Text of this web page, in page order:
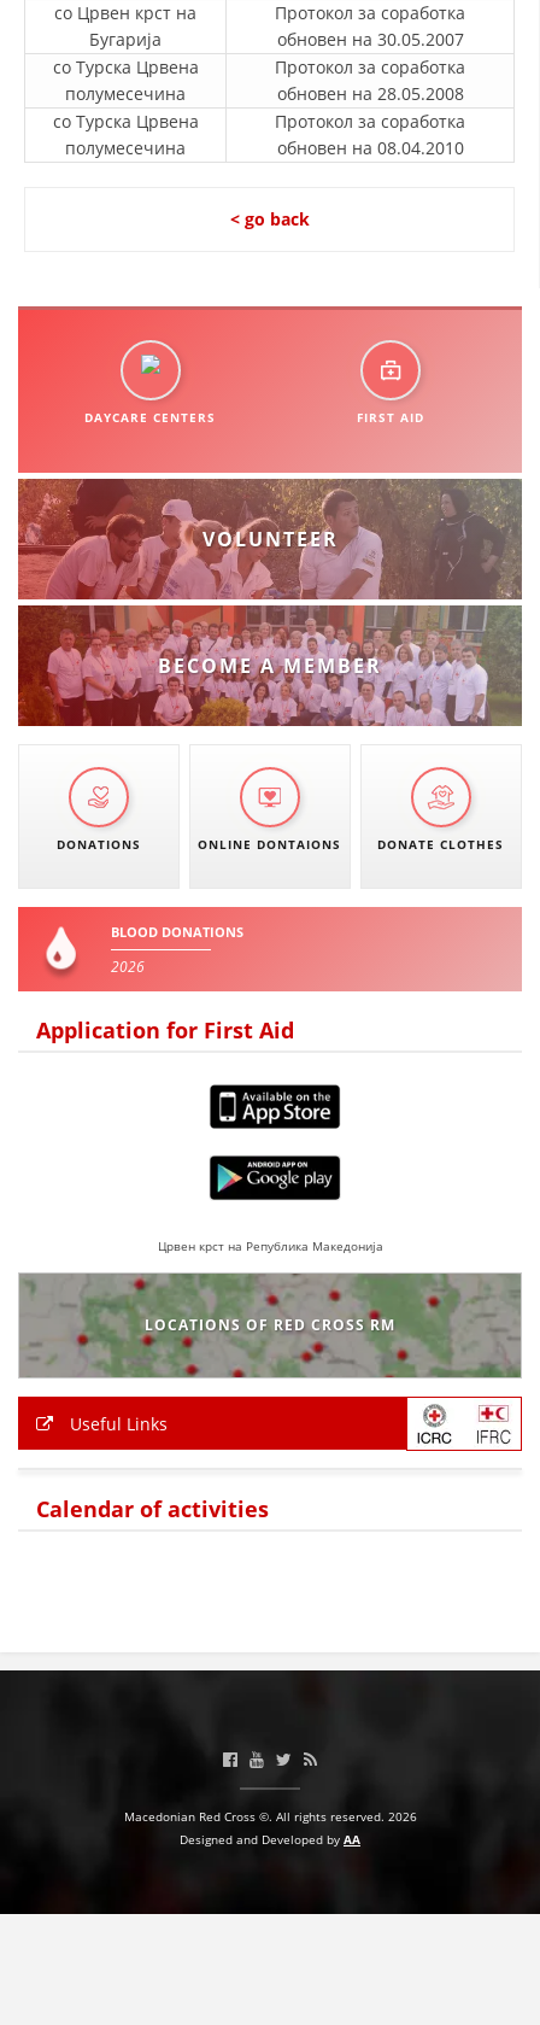
ABOUT US
ACTION
EDUCATIONAL AND INFORMATIVE MATERIAL
со Црвен крст на
Бугарија
Протокол за соработка
обновен на 30.05.2007
со Турска Црвена
полумесечина
Протокол за соработка
обновен на 28.05.2008
со Турска Црвена
полумесечина
Протокол за соработка
обновен на 08.04.2010
< go back
DAYCARE CENTERS FIRST AID
VOLUNTEER
BECOME A MEMBER
DONATIONS ONLINE DONTAIONS DONATE CLOTHES
BLOOD DONATIONS
2026
Application for First Aid
Црвен крст на Република Македонија
LOCATIONS OF RED CROSS RM
Useful Links
Calendar of activities
Macedonian Red Cross ©. All rights reserved. 2026
Designed and Developed by AA